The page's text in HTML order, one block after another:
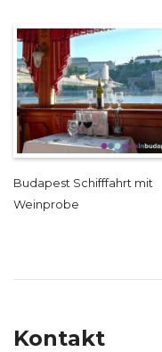
Budapest Schifffahrt mit
Weinprobe
Kontakt